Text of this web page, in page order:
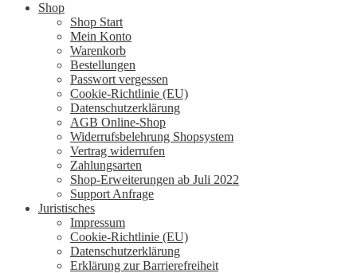
Shop
Shop Start
Mein Konto
Warenkorb
Bestellungen
Passwort vergessen
Cookie-Richtlinie (EU)
Datenschutzerklärung
AGB Online-Shop
Widerrufsbelehrung Shopsystem
Vertrag widerrufen
Zahlungsarten
Shop-Erweiterungen ab Juli 2022
Support Anfrage
Juristisches
Impressum
Cookie-Richtlinie (EU)
Datenschutzerklärung
Erklärung zur Barrierefreiheit